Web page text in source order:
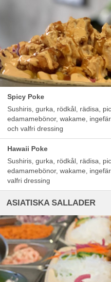
Spicy Poke
Sushiris, gurka, rödkål, rädisa,
edamamebönor, wakame,
och valfri dressing
Hawaii Poke
Sushiris, gurka, rödkål, rädisa,
edamamebönor, wakame,
valfri dressing
ASIATISKA SALLADER